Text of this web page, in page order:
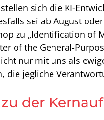
sich die KI-
sei ab August
zu „Identification of
of the General-
nur mit uns als
die jegliche
der